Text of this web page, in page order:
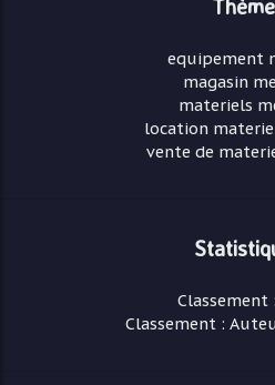
equipement
magasin
materiels
location
vente de
Classement
Classement :